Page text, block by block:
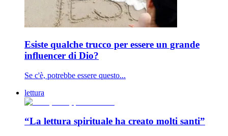
Esiste qualche trucco per essere un grande
influencer di Dio?
Se c'è, potrebbe essere questo...
lettura
“La lettura spirituale ha creato molti santi”